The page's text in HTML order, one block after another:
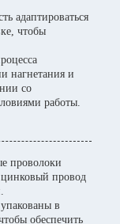
адаптироваться
чтобы
нагнетания и
со
работы.
проволоки
провод
в
обеспечить